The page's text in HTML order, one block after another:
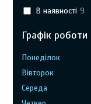
В наявності 9
Графік роботи
Понеділок
Вівторок
Середа